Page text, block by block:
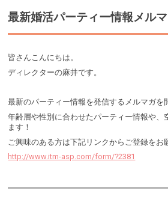
最新婚活パーティー情報メル
皆さんこんにちは。
ディレクターの麻井です。
最新のパーティー情報を発信するメルマガを
年齢層や性別に合わせたパーティー情報や、
ます！
ご興味のある方は下記リンクからご登録をお
http://www.itm-asp.com/form/?2381